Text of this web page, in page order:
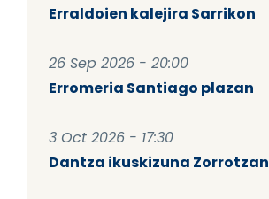
Erraldoien kalejira Sarrikon
26 Sep 2026 - 20:00
Erromeria Santiago plazan
3 Oct 2026 - 17:30
Dantza ikuskizuna Zorrotzan